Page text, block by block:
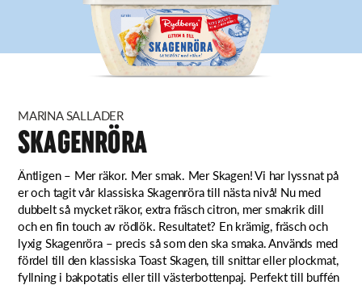
MARINA SALLADER
SKAGENRÖRA
Äntligen – Mer räkor. Mer smak. Mer Skagen! Vi har lyssnat på
er och tagit vår klassiska Skagenröra till nästa nivå! Nu med
dubbelt så mycket räkor, extra fräsch citron, mer smakrik dill
och en fin touch av rödlök. Resultatet? En krämig, fräsch och
lyxig Skagenröra – precis så som den ska smaka. Används med
fördel till den klassiska Toast Skagen, till snittar eller plockmat,
fyllning i bakpotatis eller till västerbottenpaj. Perfekt till buffén